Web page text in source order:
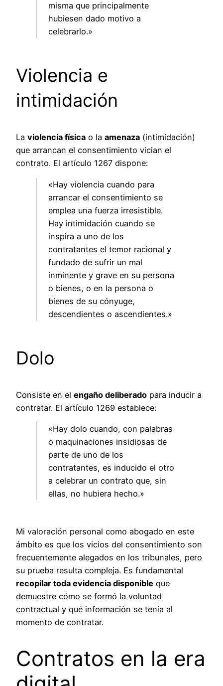
misma que principalmente
hubiesen dado motivo a
celebrarlo.»
Violencia e
intimidación
La violencia física o la amenaza (intimidación)
que arrancan el consentimiento vician el
contrato. El artículo 1267 dispone:
«Hay violencia cuando para
arrancar el consentimiento se
emplea una fuerza irresistible.
Hay intimidación cuando se
inspira a uno de los
contratantes el temor racional y
fundado de sufrir un mal
inminente y grave en su persona
o bienes, o en la persona o
bienes de su cónyuge,
descendientes o ascendientes.»
Dolo
Consiste en el engaño deliberado para inducir a
contratar. El artículo 1269 establece:
«Hay dolo cuando, con palabras
o maquinaciones insidiosas de
parte de uno de los
contratantes, es inducido el otro
a celebrar un contrato que, sin
ellas, no hubiera hecho.»
Mi valoración personal como abogado en este
ámbito es que los vicios del consentimiento son
frecuentemente alegados en los tribunales, pero
su prueba resulta compleja. Es fundamental
recopilar toda evidencia disponible que
demuestre cómo se formó la voluntad
contractual y qué información se tenía al
momento de contratar.
Contratos en la era